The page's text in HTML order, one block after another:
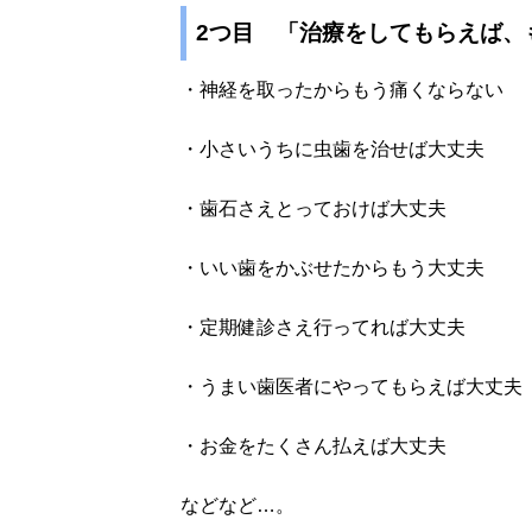
2つ目 「治療をしてもらえば、
・神経を取ったからもう痛くならない
・小さいうちに虫歯を治せば大丈夫
・歯石さえとっておけば大丈夫
・いい歯をかぶせたからもう大丈夫
・定期健診さえ行ってれば大丈夫
・うまい歯医者にやってもらえば大丈夫
・お金をたくさん払えば大丈夫
などなど…。